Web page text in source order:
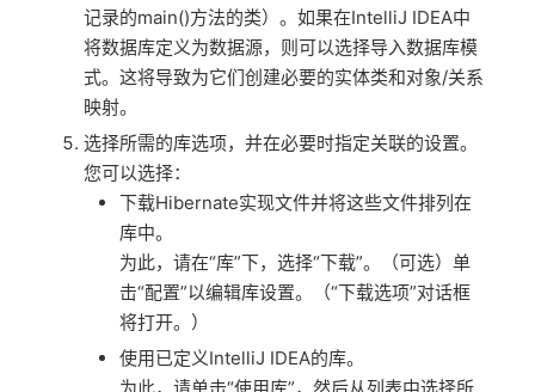
记录的main()方法的类）。如果在IntelliJ IDEA中
将数据库定义为数据源，则可以选择导入数据库模
式。这将导致为它们创建必要的实体类和对象/关系
映射。
选择所需的库选项，并在必要时指定关联的设置。
您可以选择：
下载Hibernate实现文件并将这些文件排列在
库中。
为此，请在“库”下，选择“下载”。（可选）单
击“配置”以编辑库设置。（“下载选项”对话框
将打开。）
使用已定义IntelliJ IDEA的库。